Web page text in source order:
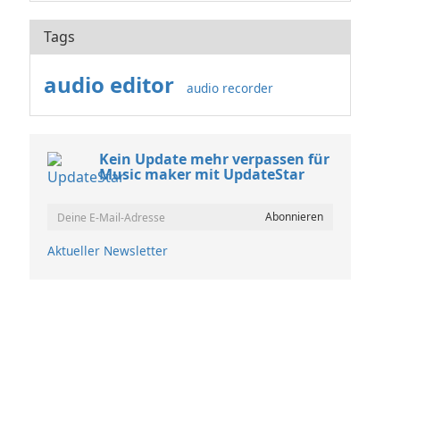
Tags
audio editor audio recorder
Kein Update mehr verpassen für
Music maker mit UpdateStar
Aktueller Newsletter